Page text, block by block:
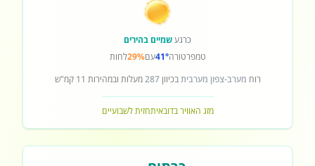
כרגעשמיים בהירים
טמפרטורה41°עם29%לחות
רוח מערב-צפון מערביתבכיוון287מעלות ובמהירות 11 קמ"ש
מזג האוויר בדובאיתחזית לשבועיים